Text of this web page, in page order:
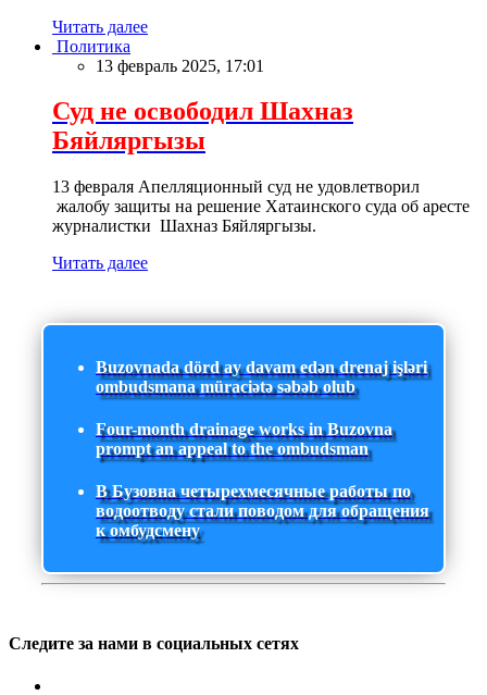
Читать далее
Политика
13 февраль 2025, 17:01
Суд не освободил Шахназ
Бяйляргызы
13 февраля Апелляционный суд не удовлетворил
жалобу защиты на решение Хатаинского суда об аресте
журналистки Шахназ Бяйляргызы.
Читать далее
Buzovnada dörd ay davam edən drenaj işləri
ombudsmana müraciətə səbəb olub
Four-month drainage works in Buzovna
prompt an appeal to the ombudsman
В Бузовна четырехмесячные работы по
водоотводу стали поводом для обращения
к омбудсмену
Следите за нами в социальных сетях